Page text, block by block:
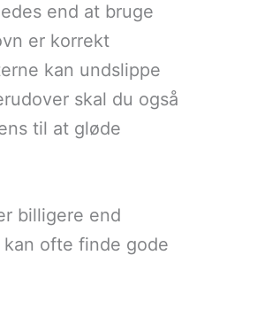
end at bruge
er korrekt
kan undslippe
skal du også
til at gløde
billigere end
ofte finde gode